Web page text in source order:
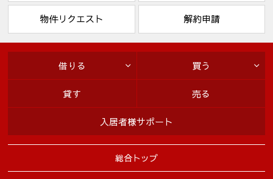
物件リクエスト 解約申請
総合トップ
借りる 買う
貸す 売る
入居者様サポート